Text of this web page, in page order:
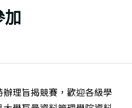
加
理旨揭競賽，歡迎各級學